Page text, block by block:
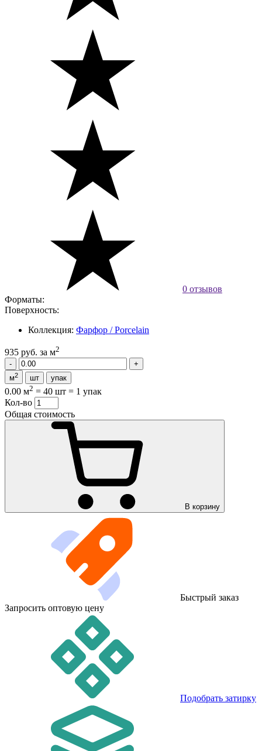
0 отзывов
Форматы:
Поверхность:
Коллекция: Фарфор / Porcelain
935 руб. за м2
м2 шт упак
0.00 м2 = 40 шт = 1 упак
Кол-во
Общая стоимость
В корзину
Быстрый заказ
Запросить оптовую цену
Подобрать затирку